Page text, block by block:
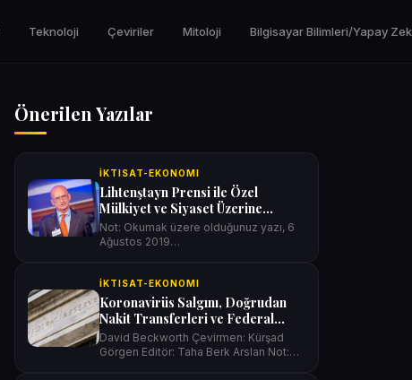
Teknoloji Çeviriler Mitoloji Bilgisayar Bilimleri/Yapay
Önerilen Yazılar
İKTISAT-EKONOMI
Lihtenştayn Prensi ile Özel
Mülkiyet ve Siyaset Üzerine
Mülakat
Not: Okumak üzere olduğunuz yazı, 6
Ağustos 2019
İKTISAT-EKONOMI
Koronavirüs Salgını, Doğrudan
Nakit Transferleri ve Federal
Rezerv
David Beckworth Çevirmen: Kürşad
Görgen Editör: Taha Berk Arslan Not:…